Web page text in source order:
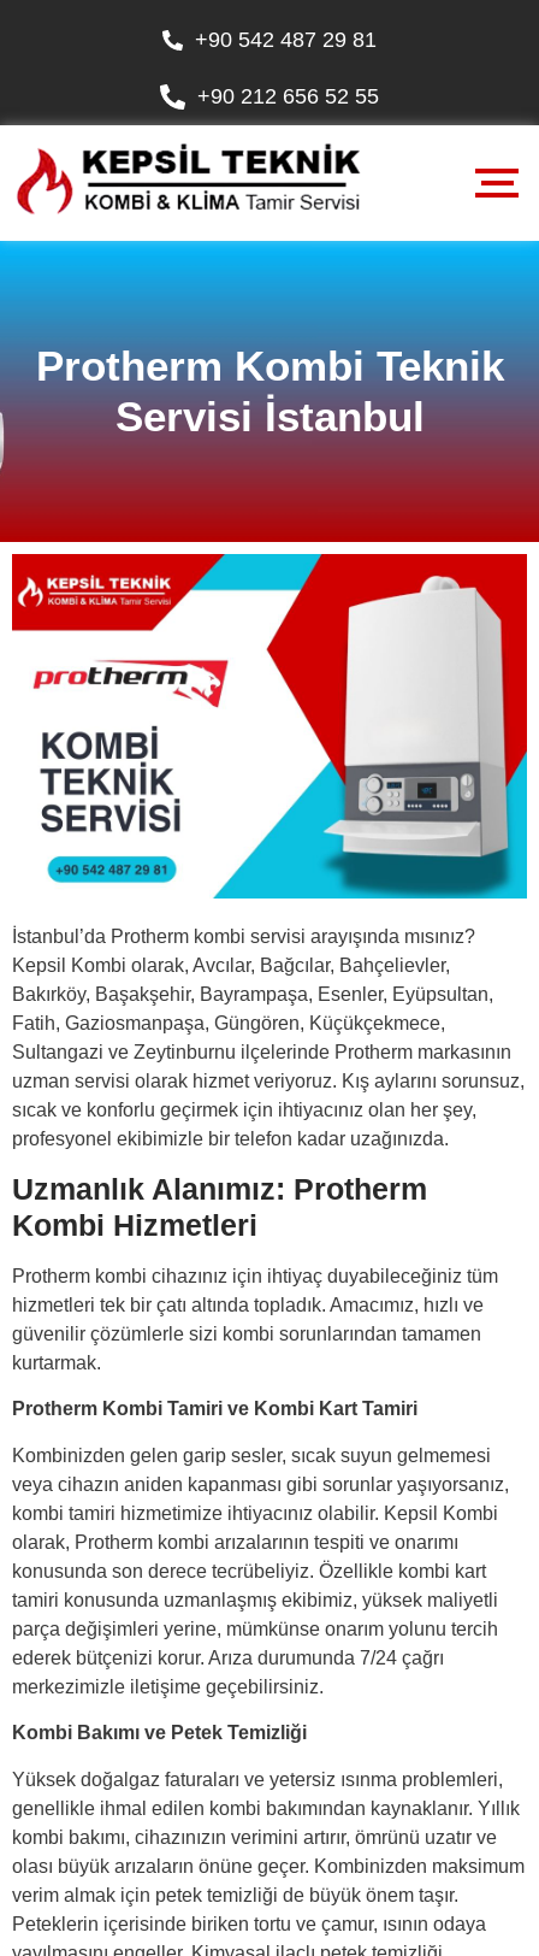
+90 542 487 29 81
+90 212 656 52 55
Protherm Kombi Teknik
Servisi İstanbul
İstanbul’da Protherm kombi servisi arayışında mısınız?
Kepsil Kombi olarak, Avcılar, Bağcılar, Bahçelievler,
Bakırköy, Başakşehir, Bayrampaşa, Esenler, Eyüpsultan,
Fatih, Gaziosmanpaşa, Güngören, Küçükçekmece,
Sultangazi ve Zeytinburnu ilçelerinde Protherm markasının
uzman servisi olarak hizmet veriyoruz. Kış aylarını sorunsuz,
sıcak ve konforlu geçirmek için ihtiyacınız olan her şey,
profesyonel ekibimizle bir telefon kadar uzağınızda.
Uzmanlık Alanımız: Protherm
Kombi Hizmetleri
Protherm kombi cihazınız için ihtiyaç duyabileceğiniz tüm
hizmetleri tek bir çatı altında topladık. Amacımız, hızlı ve
güvenilir çözümlerle sizi kombi sorunlarından tamamen
kurtarmak.
Protherm Kombi Tamiri ve Kombi Kart Tamiri
Kombinizden gelen garip sesler, sıcak suyun gelmemesi
veya cihazın aniden kapanması gibi sorunlar yaşıyorsanız,
kombi tamiri hizmetimize ihtiyacınız olabilir. Kepsil Kombi
olarak, Protherm kombi arızalarının tespiti ve onarımı
konusunda son derece tecrübeliyiz. Özellikle kombi kart
tamiri konusunda uzmanlaşmış ekibimiz, yüksek maliyetli
parça değişimleri yerine, mümkünse onarım yolunu tercih
ederek bütçenizi korur. Arıza durumunda 7/24 çağrı
merkezimizle iletişime geçebilirsiniz.
Kombi Bakımı ve Petek Temizliği
Yüksek doğalgaz faturaları ve yetersiz ısınma problemleri,
genellikle ihmal edilen kombi bakımından kaynaklanır. Yıllık
kombi bakımı, cihazınızın verimini artırır, ömrünü uzatır ve
olası büyük arızaların önüne geçer. Kombinizden maksimum
verim almak için petek temizliği de büyük önem taşır.
Peteklerin içerisinde biriken tortu ve çamur, ısının odaya